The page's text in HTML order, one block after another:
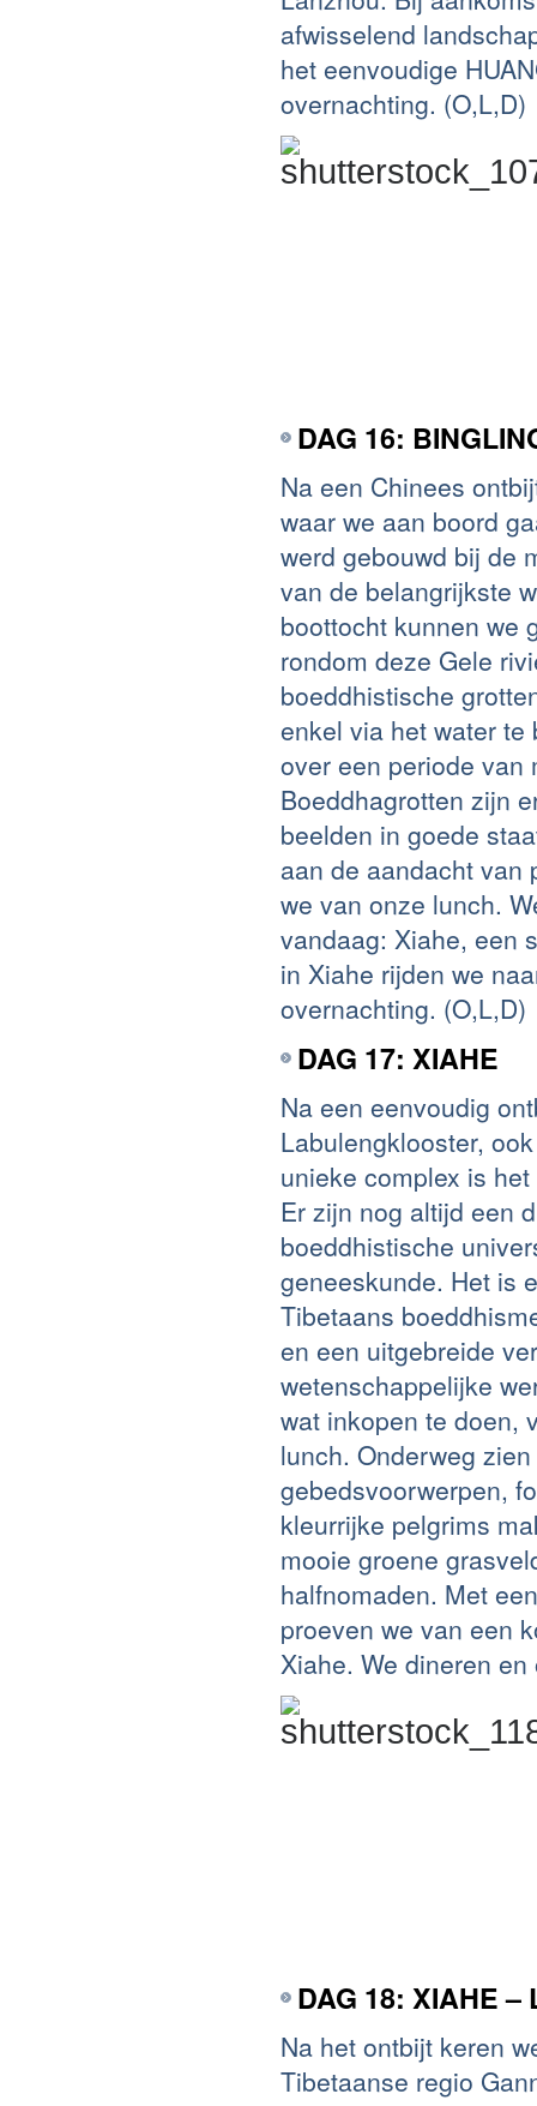
afwisselend
het eenvoudige
overnachting. (O,L,D)
DAG 16:
Na een Chinees
waar we aan boord
werd gebouwd bij de
van de belangrijkste
boottocht kunnen we
rondom deze Gele
boeddhistische
enkel via het water te
over een periode van
Boeddhagrotten zijn
beelden in goede
aan de aandacht van
we van onze lunch.
vandaag: Xiahe, een
in Xiahe rijden we
overnachting. (O,L,D)
DAG 17: XIAHE
Na een eenvoudig
Labulengklooster,
unieke complex is
Er zijn nog altijd een
boeddhistische
geneeskunde. Het is
Tibetaans
en een uitgebreide
wetenschappelijke
wat inkopen te doen,
lunch. Onderweg
gebedsvoorwerpen,
kleurrijke pelgrims
mooie groene
halfnomaden. Met
proeven we van een
Xiahe. We dineren
DAG 18: XIAHE –
Na het ontbijt keren
Tibetaanse regio